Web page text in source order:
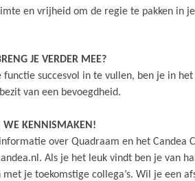
en vrijheid om de regie te pakken in
JE VERDER MEE?
functie succesvol in te vullen, ben je in
van een bevoegdheid.
WE KENNISMAKEN!
over Quadraam en het Candea
Als je het leuk vindt ben je van
met je toekomstige collega’s. Wil je een